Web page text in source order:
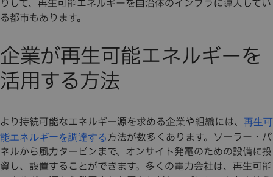
りして、再生可能エネルギーを自治体のインフラに導入してい
る都市もあります。
企業が再生可能エネルギーを
活用する方法
より持続可能なエネルギー源を求める企業や組織には、 再生可
能エネルギーを調達する方法が数多くあります。ソーラー・パ
ネルから風力タービンまで、オンサイト発電のための設備に投
資し、設置することができます。多くの電力会社は、再生可能